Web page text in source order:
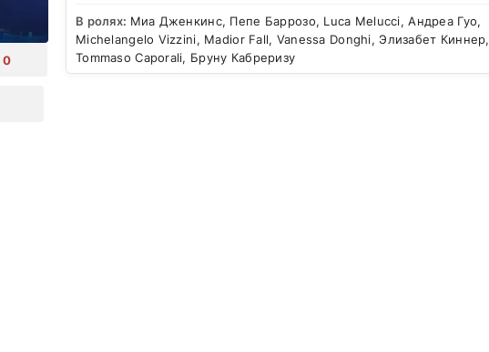
0
В ролях: Миа Дженкинс, Пепе Баррозо, Luca Melucci, Андреа Гуо,
Michelangelo Vizzini, Madior Fall, Vanessa Donghi, Элизабет Киннер,
Tommaso Caporali, Бруну Кабреризу